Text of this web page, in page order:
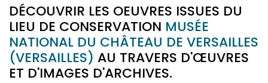
DÉCOUVRIR LES OEUVRES ISSUES DU
LIEU DE CONSERVATION MUSÉE
NATIONAL DU CHÂTEAU DE VERSAILLES
(VERSAILLES) AU TRAVERS D'ŒUVRES
ET D'IMAGES D'ARCHIVES.